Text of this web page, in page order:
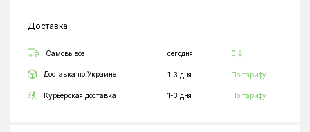
Доставка
Самовывоз сегодня 0 ₴
Доставка по Украине 1-3 дня По тарифу
Курьерская доставка 1-3 дня По тарифу